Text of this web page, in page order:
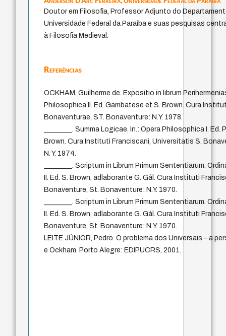
Doutor em Filosofia, Professor Adjunto do
Universidade Federal da Paraíba e suas pesquisas
à Filosofia Medieval.
Referências
OCKHAM, Guilherme de. Expositio in librum
Philosophica II. Ed. Gambatese et S. Brown. Cura
Bonaventurae, ST. Bonaventure: N.Y. 1978.
________. Summa Logicae. In.: Opera Philosophica I. Ed.
Brown. Cura Instituti Franciscani, Universitatis S.
N. Y. 1974.
________. Scriptum in Librum Primum Sententiarum.
II. Ed. S. Brown, adlaborante G. Gál. Cura Instituti
Bonaventure, St. Bonaventure: N.Y. 1970.
________. Scriptum in Librum Primum Sententiarum.
II. Ed. S. Brown, adlaborante G. Gál. Cura Instituti
Bonaventure, St. Bonaventure: N.Y. 1970.
LEITE JÚNIOR, Pedro. O problema dos Universais – a
e Ockham. Porto Alegre: EDIPUCRS, 2001.